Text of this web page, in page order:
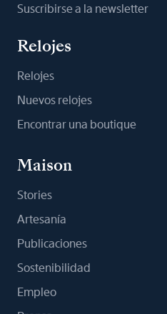
Suscribirse a la newsletter
Relojes
Relojes
Nuevos relojes
Encontrar una boutique
Maison
Stories
Artesanía
Publicaciones
Sostenibilidad
Empleo